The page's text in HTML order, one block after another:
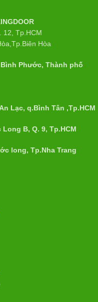
12, Tp.HCM
Hòa
Bình Phước, Thành phố
Lạc, q.Bình Tân ,Tp.HCM
B, Q. 9, Tp.HCM
long, Tp.Nha Trang